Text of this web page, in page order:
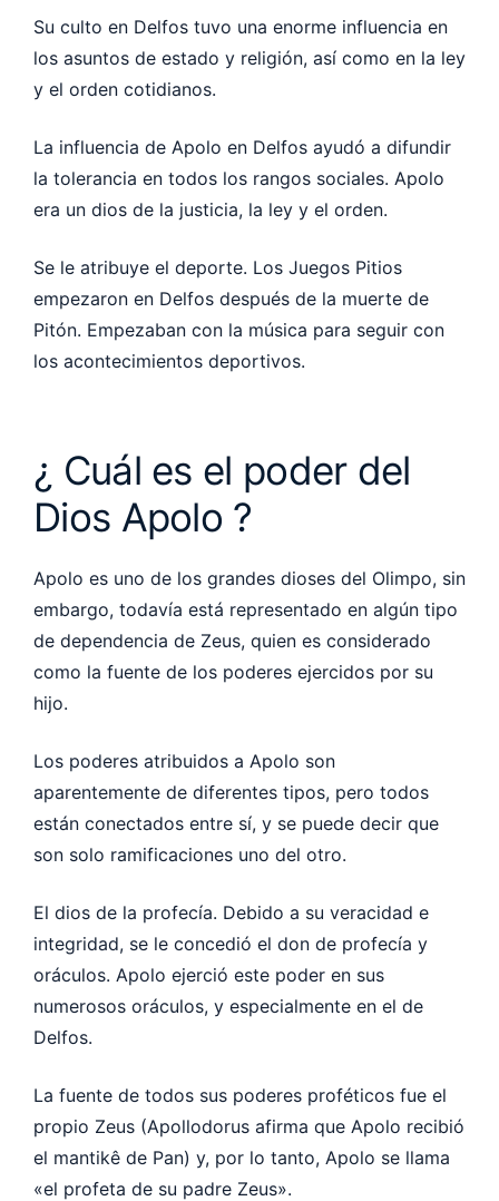
Su culto en Delfos tuvo una enorme influencia en
los asuntos de estado y religión, así como en la ley
y el orden cotidianos.
La influencia de Apolo en Delfos ayudó a difundir
la tolerancia en todos los rangos sociales. Apolo
era un dios de la justicia, la ley y el orden.
Se le atribuye el deporte. Los Juegos Pitios
empezaron en Delfos después de la muerte de
Pitón. Empezaban con la música para seguir con
los acontecimientos deportivos.
¿ Cuál es el poder del
Dios Apolo ?
Apolo es uno de los grandes dioses del Olimpo, sin
embargo, todavía está representado en algún tipo
de dependencia de Zeus, quien es considerado
como la fuente de los poderes ejercidos por su
hijo.
Los poderes atribuidos a Apolo son
aparentemente de diferentes tipos, pero todos
están conectados entre sí, y se puede decir que
son solo ramificaciones uno del otro.
El dios de la profecía. Debido a su veracidad e
integridad, se le concedió el don de profecía y
oráculos. Apolo ejerció este poder en sus
numerosos oráculos, y especialmente en el de
Delfos.
La fuente de todos sus poderes proféticos fue el
propio Zeus (Apollodorus afirma que Apolo recibió
el mantikê de Pan) y, por lo tanto, Apolo se llama
«el profeta de su padre Zeus».